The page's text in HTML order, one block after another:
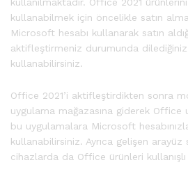
kullanılmaktadır. Office 2021
kullanabilmek için öncelikle satın
Microsoft hesabı kullanarak satın
aktifleştirmeniz durumunda
kullanabilirsiniz.
Office 2021’i aktifleştirdikten sonra
uygulama mağazasına giderek Office
bu uygulamalara Microsoft
kullanabilirsiniz. Ayrıca gelişen
cihazlarda da Office ürünleri